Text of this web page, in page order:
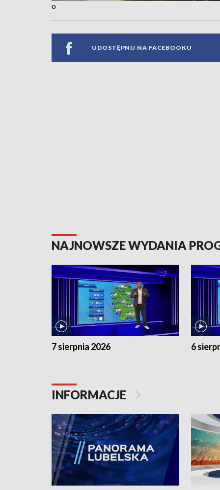
o
UDOSTĘPNIJ NA FACEBOOKU
NAJNOWSZE WYDANIA
7 sierpnia 2026 6
INFORMACJE